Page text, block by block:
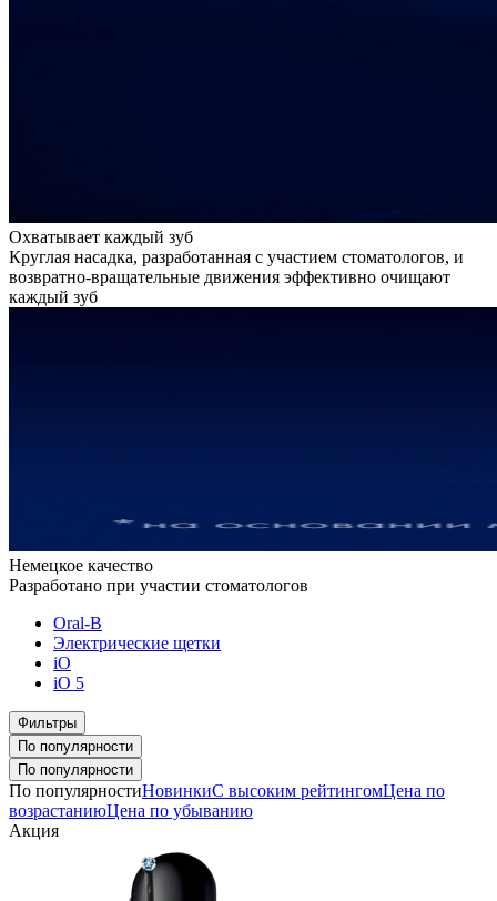
Охватывает каждый зуб
Круглая насадка, разработанная с участием стоматологов, и
возвратно-вращательные движения эффективно очищают
каждый зуб
Немецкое качество
Разработано при участии стоматологов
Oral-B
Электрические щетки
iO
iO 5
Фильтры
По популярности
По популярности
По популярностиНовинкиС высоким рейтингомЦена по
возрастаниюЦена по убыванию
Акция